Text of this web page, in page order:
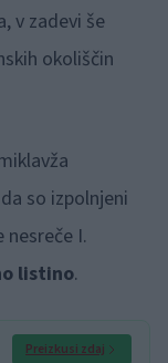
v zadevi še
okoliščin
so izpolnjeni
I.
listino.
Preizkusi zdaj